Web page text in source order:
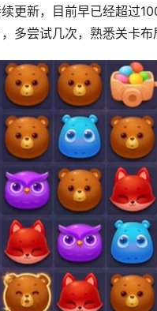
更新，目前早已经超过
多尝试几次，熟悉关卡布